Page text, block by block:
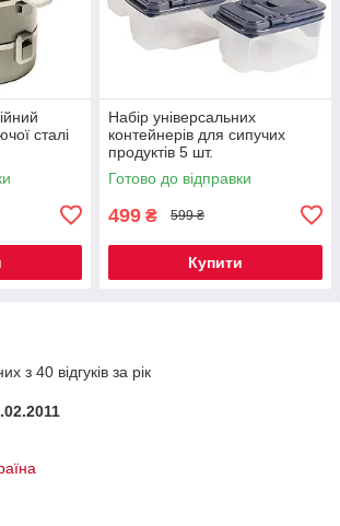
сталі
Набір універсальних
контейнерів для сипучих
продуктів 5 шт.
Готово до відправки
499 ₴ 599 ₴
Купити
з 40 відгуків за рік